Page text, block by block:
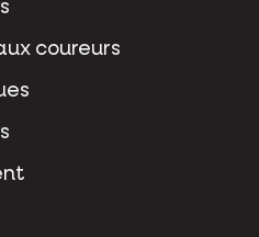
coureurs